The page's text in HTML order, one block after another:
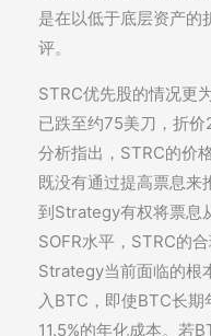
是在以低于底层资产的
评。
STRC优先股的情况更
已跌至约75美刀，折
分析指出，STRC的价
既没有通过提高票息来
到Strategy有权将票息
SOFR水平，STRC的
Strategy当前面临的根
入BTC，即使BTC长期
11.5%的年化成本。若